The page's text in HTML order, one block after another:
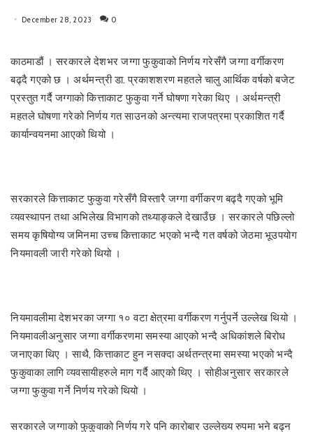
December 28, 2023 0
काठमाडौं । सरकारले देशभर जग्गा फुकुवाको निर्णय गरेसँगै जग्गा वर्गीकरण
बढ्दै गएको छ । अर्थमन्त्री डा. प्रकाशशरण महतले चालु आर्थिक वर्षको बजेट
प्रस्तुत गर्दै जग्गाको कित्ताकाट फुकुवा गर्ने घोषणा गरेका थिए । अर्थमन्त्री
महतले घोषणा गरेको निर्णय गत साउनको अन्त्यमा राजपत्रमा प्रकाशित गर्दै
कार्यान्वयनमा आएको थियो ।
सरकारले कित्ताकाट फुकुवा गरेसँगै विस्तारै जग्गा वर्गीकरण बढ्दै गएको भूमि
व्यवस्थापन तथा अभिलेख विभागको तथ्याङ्कले देखाउँछ । सरकारले पछिल्लो
समय कृषियोग्य जमिनमा उच्च कित्ताकाट भएको भन्दै गत वर्षको जेठमा भूउपयोग
नियमावली जारी गरेको थियो ।
नियमावलीमा देशभरका जग्गा १० वटा क्षेत्रमा वर्गीकरण गर्नुपर्ने उल्लेख थियो ।
नियमावलीअनुसार जग्गा वर्गीकरणमा समस्या आएको भन्दै अधिकांशले बिरोध
जनाएका थिए । साथै, कित्ताकाट हुन नसक्दा अर्थतन्त्रमा समस्या भएको भन्दै
फुकुवाका लागि व्यवसायीहरुले माग गर्दै आएको थिए । सोहीअनुसार सरकारले
जग्गा फुकुवा गर्ने निर्णय गरेको थियो ।
सरकारले जग्गाको फुकुवाको निर्णय गरे पनि कारोबार उल्लेख्य रुपमा भने बढ्न